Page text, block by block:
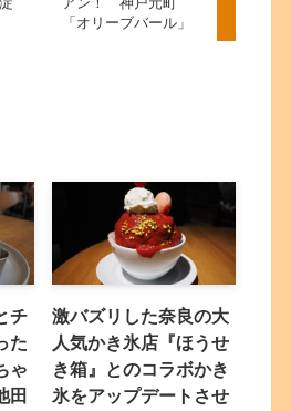
「オリーブバール」
チ
た
ゃ
田
激バズリした奈良の大
人気かき氷店『ほうせ
き箱』とのコラボかき
氷をアップデートさせ